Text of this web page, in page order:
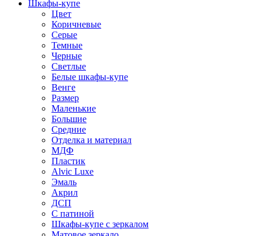
Шкафы-купе
Цвет
Коричневые
Серые
Темные
Черные
Светлые
Белые шкафы-купе
Венге
Размер
Маленькие
Большие
Средние
Отделка и материал
МДФ
Пластик
Alvic Luxe
Эмаль
Акрил
ДСП
С патиной
Шкафы-купе с зеркалом